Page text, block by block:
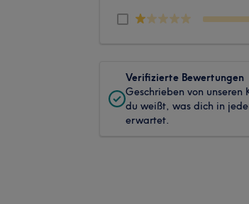
Verifizierte Bewertungen
Geschrieben von unseren
du weißt, was dich in
erwartet.